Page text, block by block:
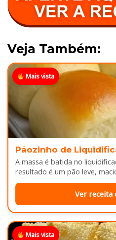
Veja Também:
Mais vista
Pãozinho de
A massa é batida no
resultado é um pão leve,
Ver receita
Mais vista